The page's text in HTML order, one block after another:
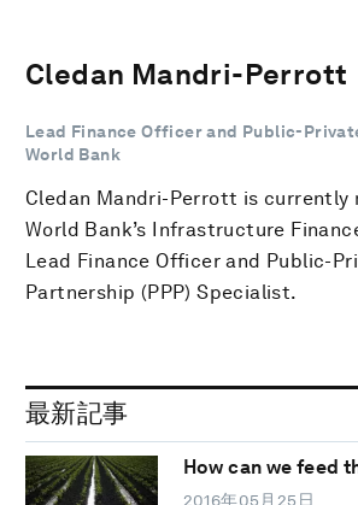
Cledan Mandri-Perrott
Lead Finance Officer and Public-
World Bank
Cledan Mandri-Perrott is currently
World Bank’s Infrastructure
Lead Finance Officer and Public-
Partnership (PPP) Specialist.
最新記事
How can we feed
2016年05月25日